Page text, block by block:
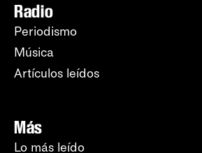
Radio
Periodismo
Música
Artículos leídos
Más
Lo más leído